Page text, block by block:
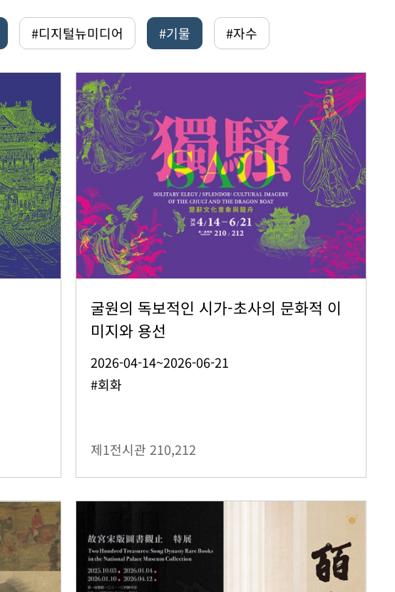
#디지털뉴미디어 #기물 #자수
굴원의 독보적인 시가-초사의 문화적 이
미지와 용선
2026-04-14~2026-06-21
#회화
제1전시관 210,212